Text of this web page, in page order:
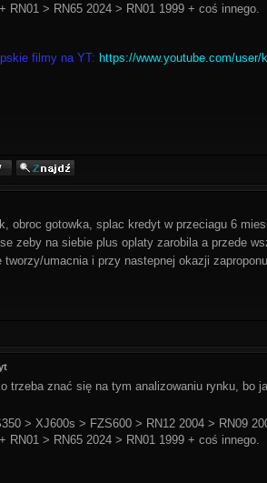
RN01 > RN65 2024 > RN01 1999 + coś innego.
filmy na YT: https://www.youtube.com/user/
obroc gotowka, splac kredyt w przeciagu 6
zeby na siebie plus oplaty zarobila a przede
tworzy/umacnia i przy nastepnej okazji
trzeba znać się na tym analizowaniu rynku, bo
> XJ600s > FZS600 > RN12 2004 > RN09
RN01 > RN65 2024 > RN01 1999 + coś innego.